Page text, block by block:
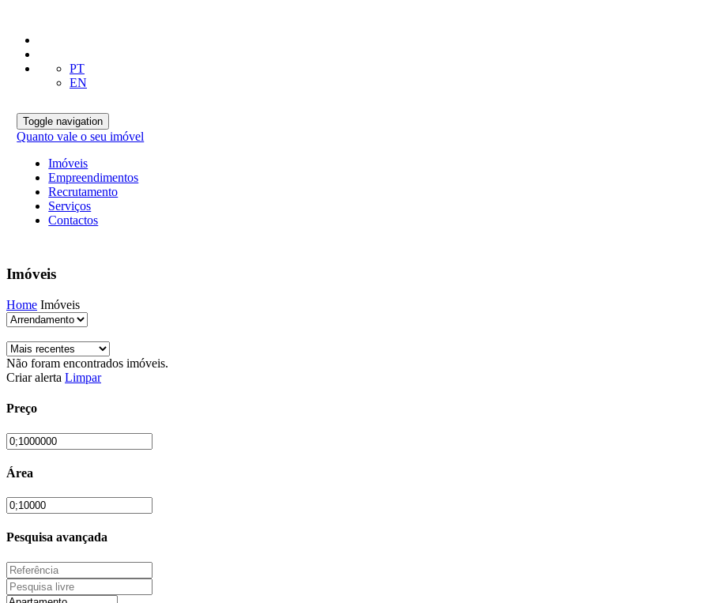
PT
EN
Toggle navigation
Quanto vale o seu imóvel
Imóveis
Empreendimentos
Recrutamento
Serviços
Contactos
Imóveis
Home Imóveis
Não foram encontrados imóveis.
Criar alerta Limpar
Preço
Área
Pesquisa avançada